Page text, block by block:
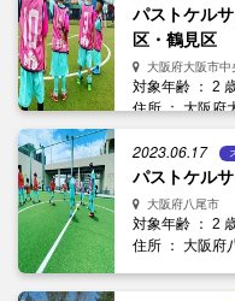
パストケル
区・鶴見区
大阪府大阪市中
対象年齢 ： 2
住所 ： 大阪府
2023.06.17
パストケル
大阪府八尾市
対象年齢 ： 2
住所 ： 大阪府